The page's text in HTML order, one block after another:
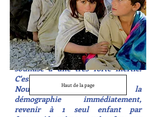
L'inertie démographique.
Les partisans des politiques
natalistes oublient de nous
expliquer que la démographie est
soumise à une très forte inertie.
C'est un vrai "supertanker".
Nous devons freiner la
démographie immédiatement,
revenir à 1 seul enfant par
Haut de la page